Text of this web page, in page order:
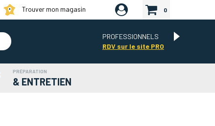
Trouver mon magasin 0
PROFESSIONNELS
RDV sur le site PRO
PRÉPARATION
& ENTRETIEN